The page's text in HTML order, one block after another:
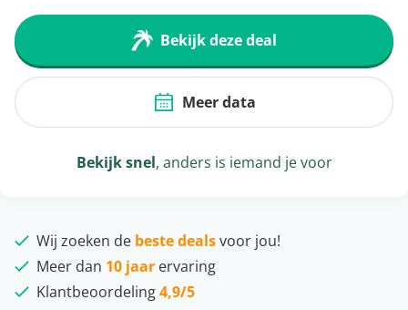
Bekijk deze deal
Meer data
Bekijk snel, anders is iemand je voor
Wij zoeken de beste dealsvoor jou!
Meer dan 10 jaar ervaring
Klantbeoordeling4,9/5